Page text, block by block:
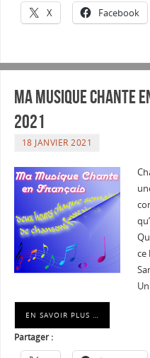
X Facebook
Ma musique chante
2021
18 JANVIER 2021
ce
EN SAVOIR PLUS …
Partager :